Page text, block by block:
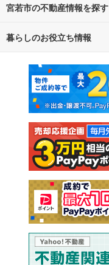
路線・駅から探す
通勤・通学時間から探す
宮若市の不動産情報を探す
不動産・住宅
新築マンション
新築一戸建て
注文住宅
売却査定
暮らしのお役立ち情報
マンションカタログ